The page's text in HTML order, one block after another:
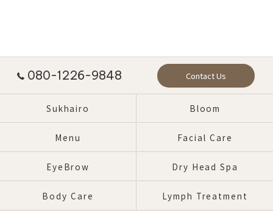
080-1226-9848 Contact Us
Sukhairo Bloom
Menu Facial Care
EyeBrow Dry Head Spa
Body Care Lymph Treatment